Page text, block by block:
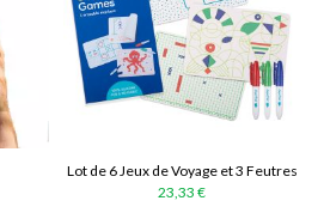
Lot de 6 Jeux de Voyage et 3 Feutres
23,33 €